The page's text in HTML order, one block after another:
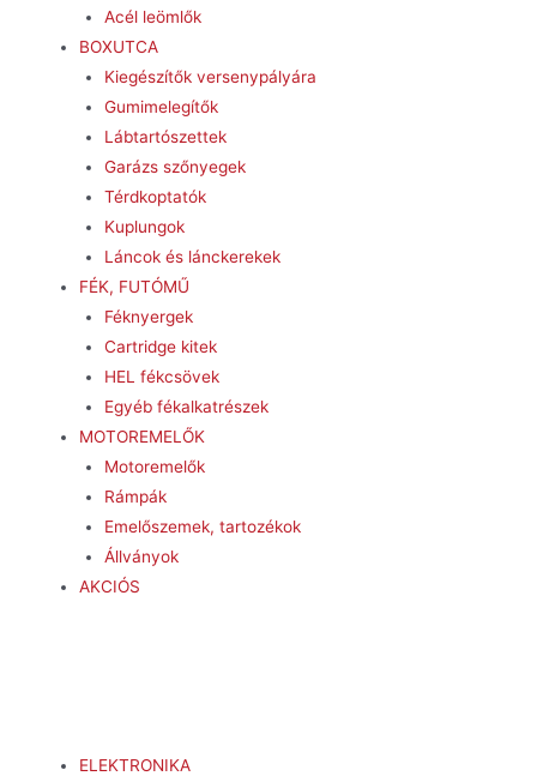
Acél leömlők
BOXUTCA
Kiegészítők versenypályára
Gumimelegítők
Lábtartószettek
Garázs szőnyegek
Térdkoptatók
Kuplungok
Láncok és lánckerekek
FÉK, FUTÓMŰ
Féknyergek
Cartridge kitek
HEL fékcsövek
Egyéb fékalkatrészek
MOTOREMELŐK
Motoremelők
Rámpák
Emelőszemek, tartozékok
Állványok
AKCIÓS
ELEKTRONIKA